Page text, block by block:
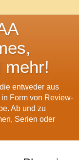
mehr!
entweder aus
Form von Review-
Ab und zu
Serien oder